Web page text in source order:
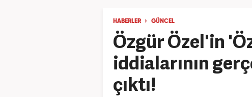
HABERLER GÜNCEL
Özgür Özel'in
iddialarının
çıktı!